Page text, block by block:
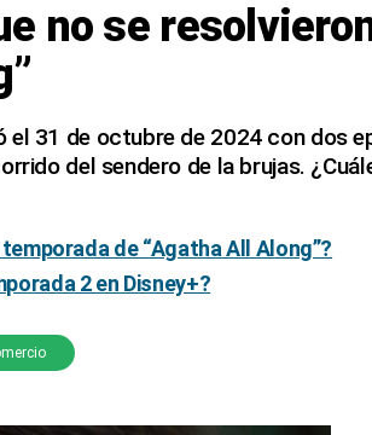
no se
el 31 de octubre de 2024 con dos
del sendero de la brujas.
de “Agatha All Along”?
2 en Disney+?